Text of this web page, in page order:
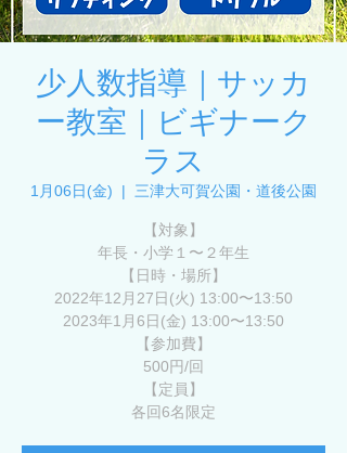
少人数指導｜サッカ
ー教室｜ビギナーク
ラス
1月06日(金)
  |
三津大可賀公園・道後公園
【対象】
年長・小学１〜２年生
【日時・場所】
2022年12月27日(火) 13:00〜13:50
2023年1月6日(金) 13:00〜13:50
【参加費】
500円/回
【定員】
各回6名限定